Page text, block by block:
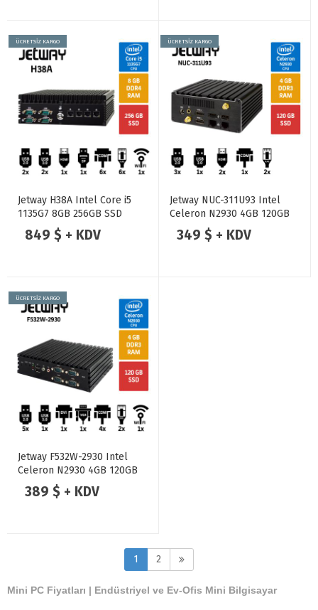
ÜCRETSİZ KARGO
Jetway H38A Intel Core i5
1135G7 8GB 256GB SSD
Endüstriyel Mini Pc
849 $ + KDV
ÜCRETSİZ KARGO
Jetway NUC-311U93 Intel
Celeron N2930 4GB 120GB
SSD Endüstriyel Mini Pc
349 $ + KDV
ÜCRETSİZ KARGO
Jetway F532W-2930 Intel
Celeron N2930 4GB 120GB
SSD Endüstriyel Mini PC
389 $ + KDV
1 2
Mini PC Fiyatları | Endüstriyel ve Ev-Ofis Mini Bilgisayar